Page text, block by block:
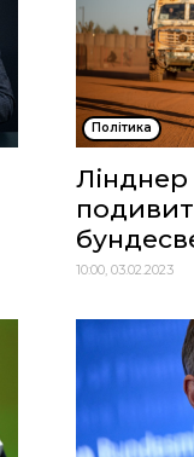
Політика
Лінднер
10:00, 03.02.2023